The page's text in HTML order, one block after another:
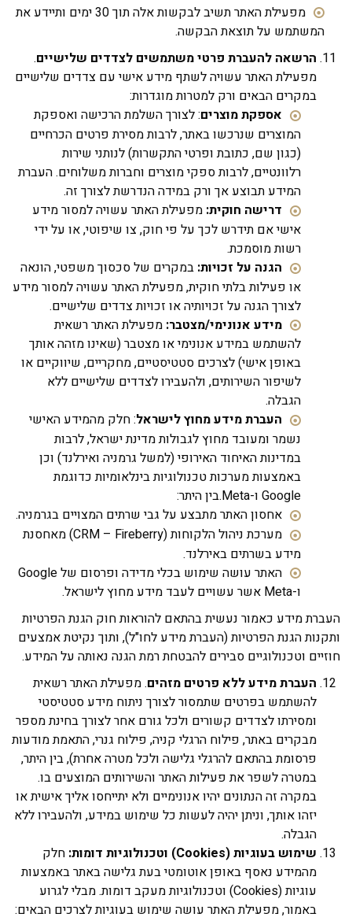
מפעילת האתר תשיב לבקשות אלה תוך 30 ימים ותיידע את
המשתמש על תוצאת הבקשה.
הרשאה להעברת פרטי משתמשים לצדדים שלישיים.
מפעילת האתר עשויה לשתף מידע אישי עם צדדים שלישיים
במקרים הבאים ורק למטרות מוגדרות:
אספקת מוצרים: לצורך השלמת הרכישה ואספקת
המוצרים שנרכשו באתר, לרבות מסירת פרטים הכרחיים
(כגון שם, כתובת ופרטי התקשרות) לנותני שירות
רלוונטיים, לרבות ספקי מוצרים וחברות משלוחים. העברת
המידע תבוצע אך ורק במידה הנדרשת לצורך זה.
דרישה חוקית:מפעילת האתר עשויה למסור מידע
אישי אם תידרש לכך על פי חוק, צו שיפוטי, או על ידי
רשות מוסמכת.
הגנה על זכויות:במקרים של סכסוך משפטי, הונאה
או פעילות בלתי חוקית, מפעילת האתר עשויה למסור מידע
לצורך הגנה על זכויותיה או זכויות צדדים שלישיים.
מידע אנונימי/מצטבר:מפעילת האתר רשאית
להשתמש במידע אנונימי או מצטבר (שאינו מזהה אותך
באופן אישי) לצרכים סטטיסטיים, מחקריים, שיווקיים או
לשיפור השירותים, ולהעבירו לצדדים שלישיים ללא
הגבלה.
העברת מידע מחוץ לישראל: חלק מהמידע האישי
נשמר ומעובד מחוץ לגבולות מדינת ישראל, לרבות
במדינות האיחוד האירופי (למשל גרמניה ואירלנד) וכן
באמצעות מערכות טכנולוגיות בינלאומיות כדוגמת
Google ו-Meta.בין היתר:
אחסון האתר מתבצע על גבי שרתים המצויים בגרמניה.
מערכת ניהול הלקוחות (CRM – Fireberry) מאחסנת
מידע בשרתים באירלנד.
האתר עושה שימוש בכלי מדידה ופרסום של Google
מידע כאמור נעשית בהתאם להוראות חוק הגנת הפרטיות
הגנת הפרטיות (העברת מידע לחו"ל), ותוך נקיטת אמצעים
וטכנולוגיים סבירים להבטחת רמת הגנה נאותה על המידע.
העברת מידע ללא פרטים מזהים. מפעילת האתר רשאית
להשתמש בפרטים שתמסור לצורך ניתוח מידע סטטיסטי
ומסירתו לצדדים קשורים ולכל גורם אחר לצורך בחינת מספר
מבקרים באתר, פילוח הרגלי קניה, פילוח גנרי, התאמת מודעות
פרסומת בהתאם להרגלי גלישה ולכל מטרה אחרת), בין היתר,
במטרה לשפר את פעילות האתר והשירותים המוצעים בו.
במקרה זה הנתונים יהיו אנונימיים ולא יתייחסו אליך אישית או
יזהו אותך, וניתן יהיה לעשות כל שימוש במידע, ולהעבירו ללא
הגבלה.
שימוש בעוגיות (Cookies) וטכנולוגיות דומות:חלק
מהמידע נאסף באופן אוטומטי בעת גלישה באתר באמצעות
עוגיות (Cookies) וטכנולוגיות מעקב דומות. מבלי לגרוע
באמור, מפעילת האתר עושה שימוש בעוגיות לצרכים הבאים: